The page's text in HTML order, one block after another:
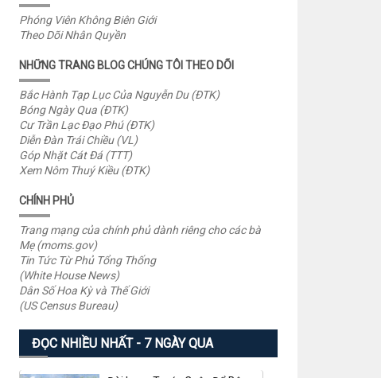
Phóng Viên Không Biên Giới
Theo Dõi Nhân Quyền
NHỮNG TRANG BLOG CHÚNG TÔI THEO DÕI
Bắc Hành Tạp Lục Của Nguyễn Du (ĐTK)
Bóng Ngày Qua (ĐTK)
Cư Trần Lạc Đạo Phú (ĐTK)
Diễn Đàn Trái Chiều (VL)
Góp Nhặt Cát Đá (TTT)
Xem Nôm Thuý Kiều (ĐTK)
CHÍNH PHỦ
Trang mạng của chính phủ dành riêng cho các bà
Mẹ (moms.gov)
Tin Tức Từ Phủ Tổng Thống
(White House News)
Dân Số Hoa Kỳ và Thế Giới
(US Census Bureau)
ĐỌC NHIỀU NHẤT - 7 NGÀY QUA